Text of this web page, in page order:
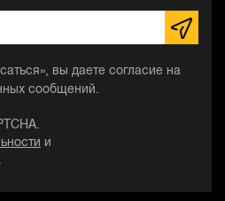
вы даете согласие на
сообщений.
и
.